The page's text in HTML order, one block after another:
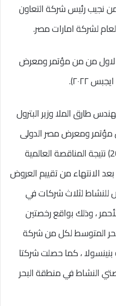
نجيب رئيس شركة التعاون
لشركة امارات مصر.
الاول من من مؤتمر ومعرض
٢٠٢٢).
طارق الملا وزير البترول
مؤتمر ومعرض مصر الدولى
الخامس للبترول ( ايجبس 2022) نتيجة المناقصة العالمية
الانتهاء من تقييم العروض
حيث تم إسناد ٤ رخص للنشاط لثلاث شركات في
، وذلك بواقع رخصتين
المتوسط لكل من شركة
، كما حصلت شركتا
النشاط في منطقة البحر